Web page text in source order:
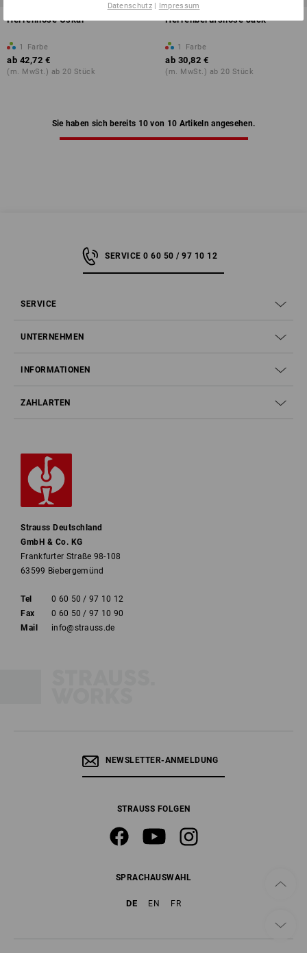
Herrenhose Oskar
1 Farbe
ab 42,72 €
(m. MwSt.) ab 20 Stück
Herrenberufshose Jack
1 Farbe
ab 30,82 €
(m. MwSt.) ab 20 Stück
Sie haben sich bereits 10 von 10 Artikeln angesehen.
SERVICE 0 60 50 / 97 10 12
SERVICE
UNTERNEHMEN
INFORMATIONEN
ZAHLARTEN
Strauss Deutschland
GmbH & Co. KG
Frankfurter Straße 98-108
63599 Biebergemünd
Tel
0 60 50 / 97 10 12
Fax
0 60 50 / 97 10 90
Mail
info@strauss.de
NEWSLETTER-ANMELDUNG
STRAUSS FOLGEN
SPRACHAUSWAHL
DE EN FR
Datenschutz| Impressum